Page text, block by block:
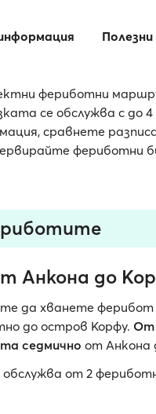
фериботни
се обслужва с до 4
сравнете
фериботни
Анкона до
да хванете
до остров Корфу. От
седмично от Анкона
от 2